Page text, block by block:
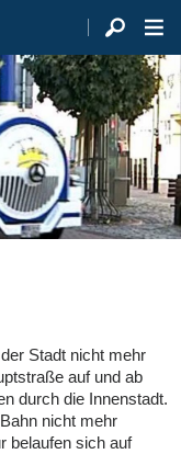
Stadt nicht mehr
auf und ab
durch die Innenstadt.
nicht mehr
belaufen sich auf